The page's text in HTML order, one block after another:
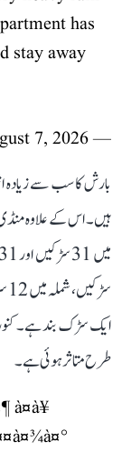
has
stay away
— IANS (@ians_india)
7, 2026
ایک سڑک بند ہے۔
طرح متاثر ہوئی ہے۔